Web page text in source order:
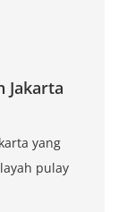
Jakarta
yang
pulay